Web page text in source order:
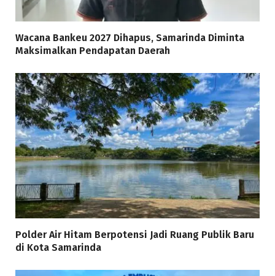
Wacana Bankeu 2027 Dihapus, Samarinda Diminta
Maksimalkan Pendapatan Daerah
Polder Air Hitam Berpotensi Jadi Ruang Publik Baru
di Kota Samarinda